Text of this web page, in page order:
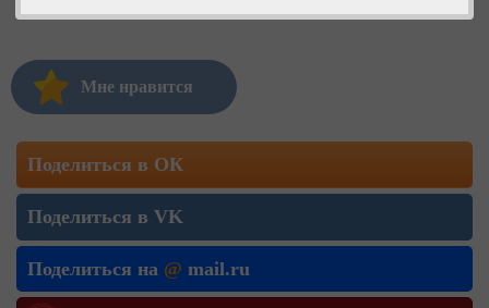
Мне нравится
Поделиться в ОК
Поделиться в VK
Поделиться на @ mail.ru